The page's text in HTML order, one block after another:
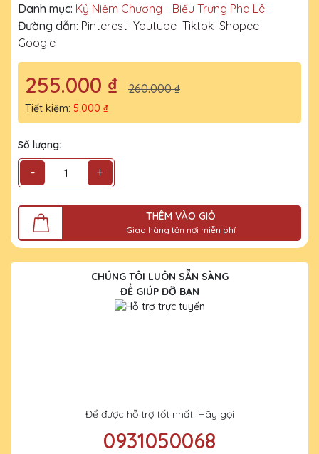
Danh mục: Kỷ Niệm Chương - Biểu Trưng Pha Lê
Đường dẫn: Pinterest Youtube Tiktok Shopee
Google
255.000 ₫ 260.000 ₫
Tiết kiệm: 5.000 ₫
Số lượng:
- +
THÊM VÀO GIỎ
Giao hàng tận nơi miễn phí
CHÚNG TÔI LUÔN SẴN SÀNG
ĐỂ GIÚP ĐỠ BẠN
Để được hỗ trợ tốt nhất. Hãy gọi
0931050068